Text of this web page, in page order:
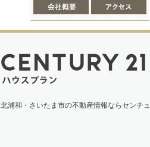
北浦和・さいたま市の不動産情報ならセンチ